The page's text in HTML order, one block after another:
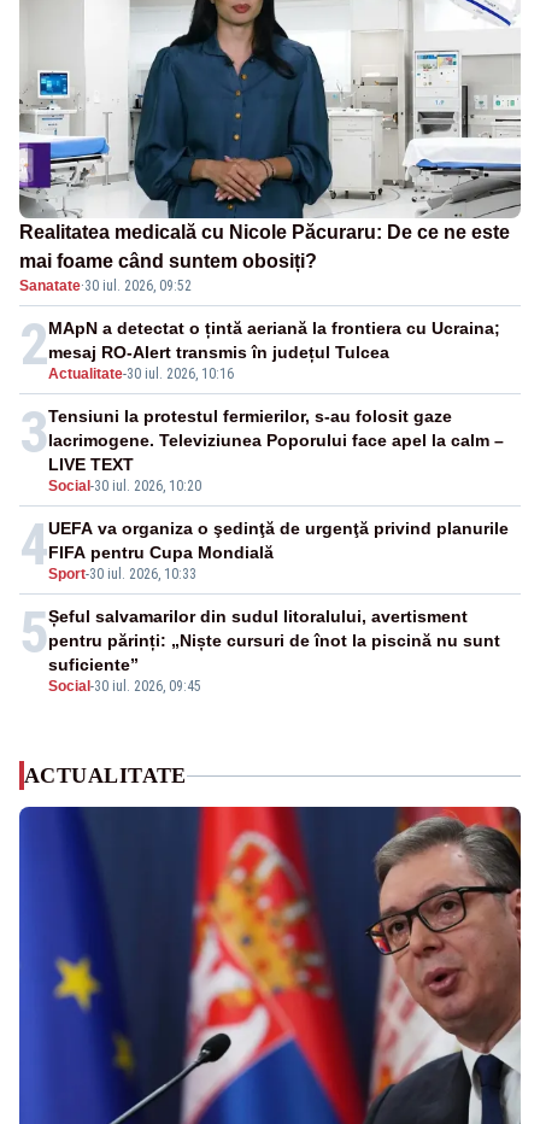
Realitatea medicală cu Nicole Păcuraru: De ce ne este
mai foame când suntem obosiți?
Sanatate·30 iul. 2026, 09:52
2Actualitate-30 iul. 2026, 10:16
MApN a detectat o țintă aeriană la frontiera cu Ucraina;
mesaj RO-Alert transmis în județul Tulcea
3
Social -30 iul. 2026, 10:20
Tensiuni la protestul fermierilor, s-au folosit gaze
lacrimogene. Televiziunea Poporului face apel la calm –
LIVE TEXT
4Sport-30 iul. 2026, 10:33
UEFA va organiza o şedinţă de urgenţă privind planurile
FIFA pentru Cupa Mondială
5
Social -30 iul. 2026, 09:45
Șeful salvamarilor din sudul litoralului, avertisment
pentru părinți: „Niște cursuri de înot la piscină nu sunt
suficiente”
ACTUALITATE